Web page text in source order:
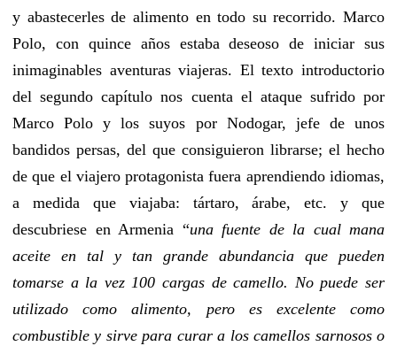
y abastecerles de alimento en todo su recorrido. Marco
Polo, con quince años estaba deseoso de iniciar sus
inimaginables aventuras viajeras. El texto introductorio
del segundo capítulo nos cuenta el ataque sufrido por
Marco Polo y los suyos por Nodogar, jefe de unos
bandidos persas, del que consiguieron librarse; el hecho
de que el viajero protagonista fuera aprendiendo idiomas,
a medida que viajaba: tártaro, árabe, etc. y que
descubriese en Armenia “una fuente de la cual mana
aceite en tal y tan grande abundancia que pueden
tomarse a la vez 100 cargas de camello. No puede ser
utilizado como alimento, pero es excelente como
combustible y sirve para curar a los camellos sarnosos o